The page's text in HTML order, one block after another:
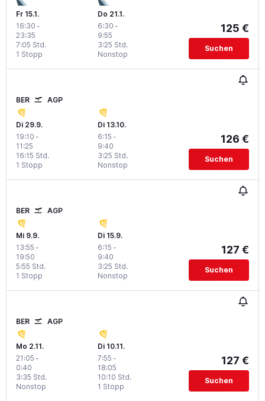
Fr 15.1.
16:30 -
23:35
1 Stopp
7:05 Std.
Do 21.1.
6:30 -
9:55
Nonstop
3:25 Std.
125 €
Suchen
BER AGP
Di 29.9.
19:10 -
11:25
1 Stopp
16:15 Std.
Di 13.10.
6:15 -
9:40
Nonstop
3:25 Std.
126 €
Suchen
BER AGP
Mi 9.9.
13:55 -
19:50
1 Stopp
5:55 Std.
Di 15.9.
6:15 -
9:40
Nonstop
3:25 Std.
127 €
Suchen
BER AGP
Mo 2.11.
21:05 -
0:40
Nonstop
3:35 Std.
Di 10.11.
7:55 -
18:05
1 Stopp
10:10 Std.
127 €
Suchen